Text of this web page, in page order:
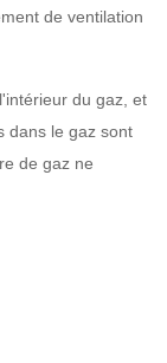
de ventilation
du gaz, et
dans le gaz sont
de gaz ne